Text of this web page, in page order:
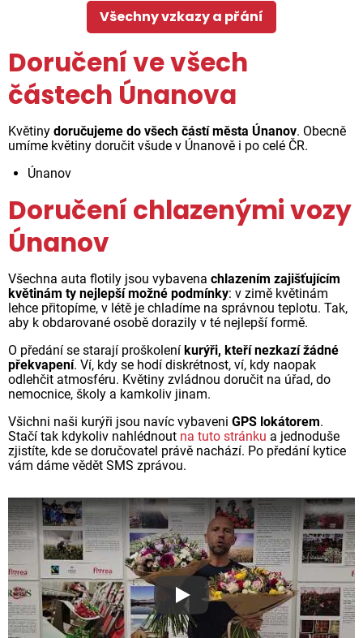
Všechny vzkazy a přání
Doručení ve všech
částech Únanova
Květiny doručujeme do všech částí města Únanov. Obecně
umíme květiny doručit všude v Únanově i po celé ČR.
Únanov
Doručení chlazenými vozy
Únanov
Všechna auta flotily jsou vybavena chlazením zajišťujícím
květinám ty nejlepší možné podmínky: v zimě květinám
lehce přitopíme, v létě je chladíme na správnou teplotu. Tak,
aby k obdarované osobě dorazily v té nejlepší formě.
O předání se starají proškolení kurýři, kteří nezkazí žádné
překvapení. Ví, kdy se hodí diskrétnost, ví, kdy naopak
odlehčit atmosféru. Květiny zvládnou doručit na úřad, do
nemocnice, školy a kamkoliv jinam.
Všichni naši kurýři jsou navíc vybaveni GPS lokátorem.
Stačí tak kdykoliv nahlédnout na tuto stránku a jednoduše
zjistíte, kde se doručovatel právě nachází. Po předání kytice
vám dáme vědět SMS zprávou.
Proč jsou květiny z Florea